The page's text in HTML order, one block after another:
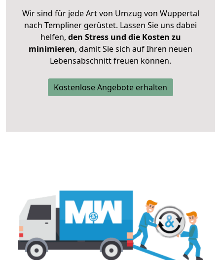
Wir sind für jede Art von Umzug von Wuppertal
nach Templiner gerüstet. Lassen Sie uns dabei
helfen, den Stress und die Kosten zu
minimieren, damit Sie sich auf Ihren neuen
Lebensabschnitt freuen können.
Kostenlose Angebote erhalten